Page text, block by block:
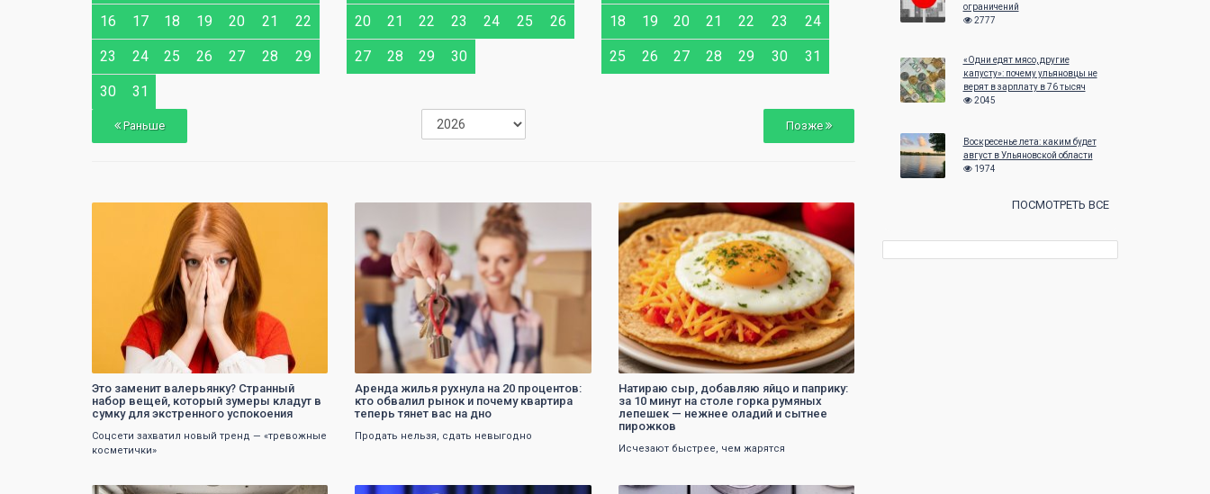
16 17 18 19 20 21 22
23 24 25 26 27 28 29
30 31
20 21 22 23 24 25 26
27 28 29 30
18 19 20 21 22 23 24
25 26 27 28 29 30 31
23 24 25 26
30
Раньше Позже
Это заменит валерьянку? Странный
набор вещей, который зумеры кладут в
сумку для экстренного успокоения
Соцсети захватил новый тренд — «тревожные
косметички»
0
Аренда жилья рухнула на 20 процентов:
кто обвалил рынок и почему квартира
теперь тянет вас на дно
Продать нельзя, сдать невыгодно
Натираю сыр, добавляю яйцо и паприку:
за 10 минут на столе горка румяных
лепешек — нежнее оладий и сытнее
пирожков
Исчезают быстрее, чем жарятся
ограничений
2777
«Одни едят мясо, другие
капусту»: почему ульяновцы не
верят в зарплату в 76 тысяч
2045
Воскресенье лета: каким будет
август в Ульяновской области
1974
ПОСМОТРЕТЬ ВСЕ